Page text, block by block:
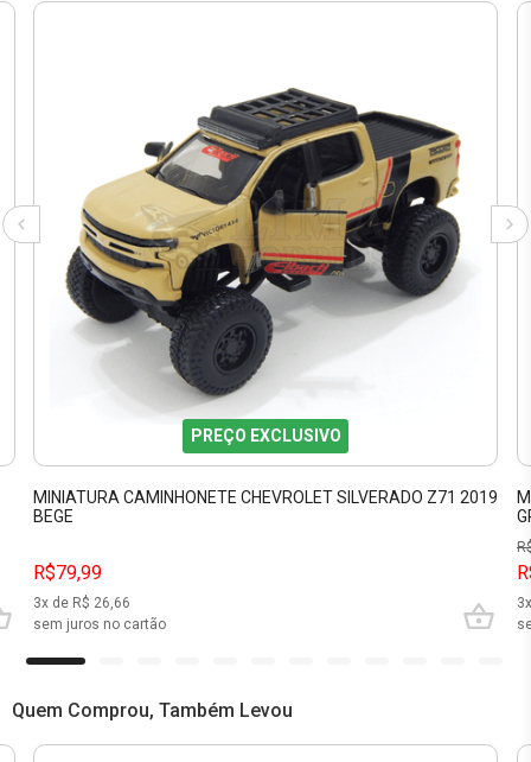
PREÇO EXCLUSIVO
MINIATURA CAMINHONETE CHEVROLET SILVERADO Z71 2019
BEGE
R$79,99
3x de R$ 26,66
sem juros no cartão
3
Quem Comprou, Também Levou